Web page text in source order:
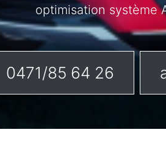
optimisation système
0471/85 64 26